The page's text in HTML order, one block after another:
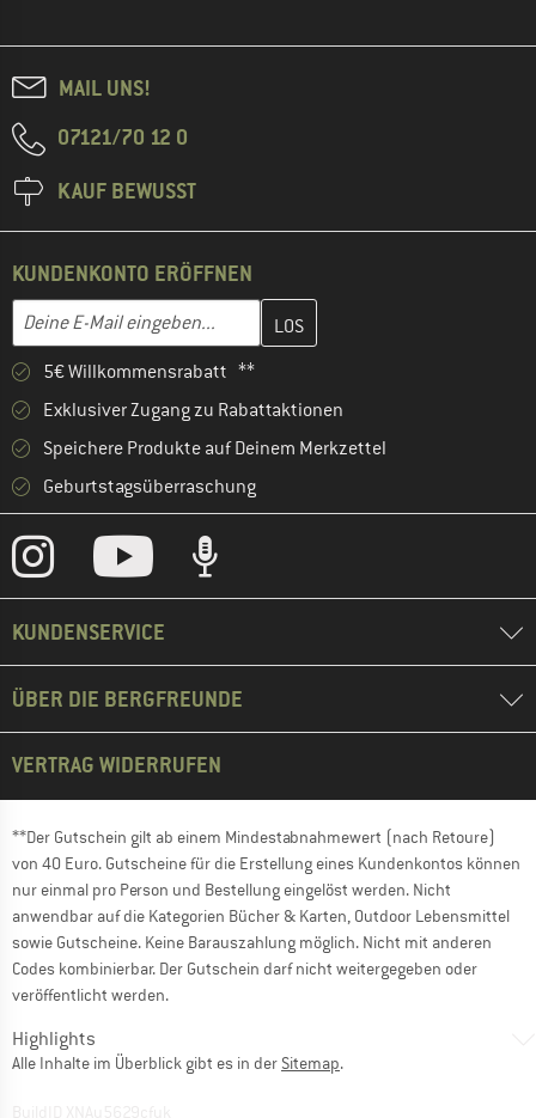
MAIL UNS!
07121/70 12 0
KAUF BEWUSST
KUNDENKONTO ERÖFFNEN
E-Mail-Adresse
Gib hier deine E-Mail-Adresse ein und erstelle im nächsten
5€ Willkommensrabatt **
Exklusiver Zugang zu Rabattaktionen
Speichere Produkte auf Deinem Merkzettel
Geburtstagsüberraschung
KUNDENSERVICE
ÜBER DIE BERGFREUNDE
VERTRAG WIDERRUFEN
**Der Gutschein gilt ab einem Mindestabnahmewert (nach Retoure)
von 40 Euro. Gutscheine für die Erstellung eines Kundenkontos können
nur einmal pro Person und Bestellung eingelöst werden. Nicht
anwendbar auf die Kategorien Bücher & Karten, Outdoor Lebensmittel
sowie Gutscheine. Keine Barauszahlung möglich. Nicht mit anderen
Codes kombinierbar. Der Gutschein darf nicht weitergegeben oder
veröffentlicht werden.
Highlights
Alle Inhalte im Überblick gibt es in der Sitemap.